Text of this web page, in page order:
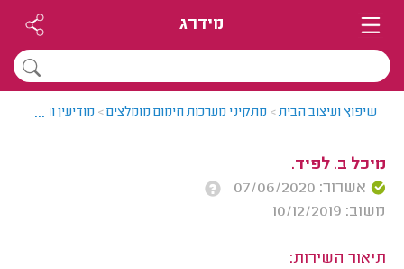
מידרג
שיפוץ ועיצוב הבית> מתקיני מערכות חימום מומלצים> מודיעין ...
מיכל ב. לפיד.
אשרור: 07/06/2020
משוב: 10/12/2019
תיאור השירות: